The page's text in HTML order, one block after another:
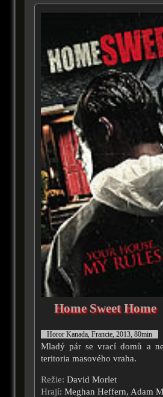
Home Sweet Home
Horor Kanada, Francie, 2013, 80min
Mladý pár se vrací domů a
teritoria masového vraha.
Režie: David Morlet
Hrají: Meghan Heffern, Adam